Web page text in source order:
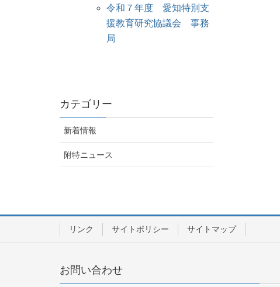
令和７年度 愛知特別支
援教育研究協議会 事務
局
カテゴリー
新着情報
附特ニュース
リンク サイトポリシー サイトマップ
お問い合わせ